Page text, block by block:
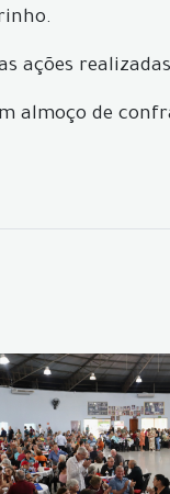
ações
almoço de